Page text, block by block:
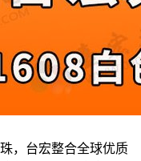
，台宏整合全球优质